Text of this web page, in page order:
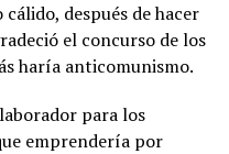
después de hacer
el concurso de los
haría anticomunismo.
para los
emprendería por